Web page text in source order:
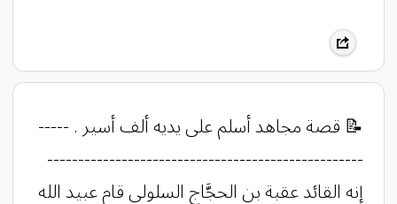
​​​​​​​​​​​​​​​​​​​​​​​​​​​​​​​​​​​​​​​​​​​​​​​​​​​​​​​​​​​📝 قصة مجاهد أسلم على يديه ألف أسير . -----
---------------------------------------------------
إنه القائد عقبة بن الحجَّاج السلولي قام عبيد الله